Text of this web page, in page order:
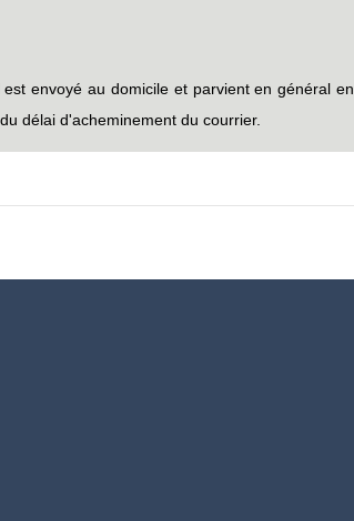
envoyé au domicile et parvient en général en
délai d'acheminement du courrier.